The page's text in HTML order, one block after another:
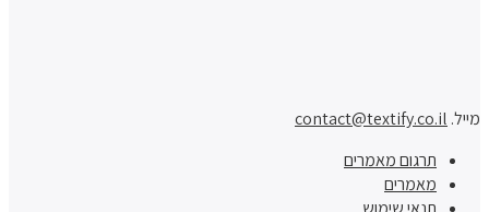
מייל. contact@textify.co.il
תרגום מאמרים
מאמרים